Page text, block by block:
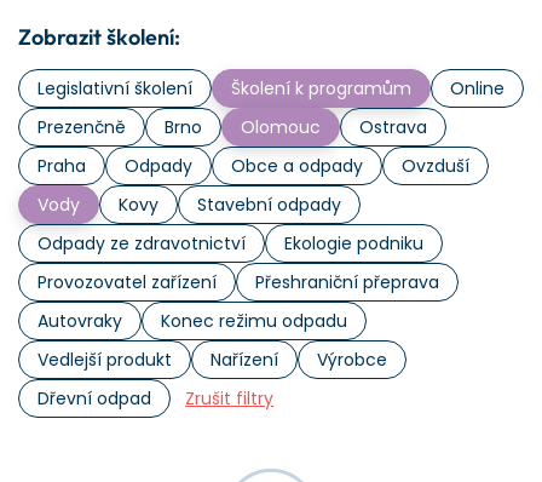
Zobrazit školení:
Legislativní školení Školení k programům
Online
Prezenčně
Brno Olomouc
Ostrava
Praha
Odpady Obce a odpady
Ovzduší
Vody
Kovy
Stavební odpady
Odpady ze zdravotnictví
Ekologie podniku
Provozovatel zařízení
Přeshraniční přeprava
Autovraky
Konec režimu odpadu
Vedlejší produkt
Nařízení
Výrobce
Dřevní odpad
Zrušit filtry